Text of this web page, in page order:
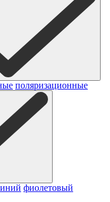
поляризационные
фиолетовый